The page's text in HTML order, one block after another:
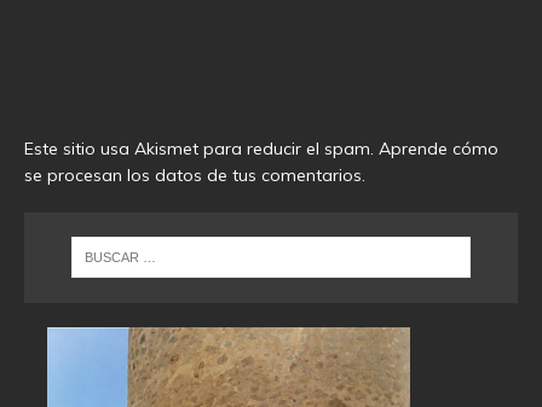
Este sitio usa Akismet para reducir el spam. Aprende cómo
se procesan los datos de tus comentarios.